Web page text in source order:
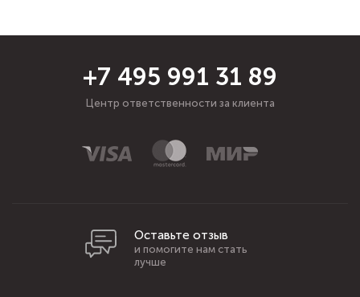
+7 495 991 31 89
Центр ответственности за клиента
Оставьте отзыв
и помогите нам стать
лучше